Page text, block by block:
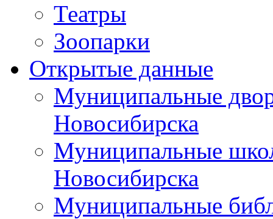
Театры
Зоопарки
Открытые данные
Муниципальные
Новосибирска
Муниципальные
Новосибирска
Муниципальные